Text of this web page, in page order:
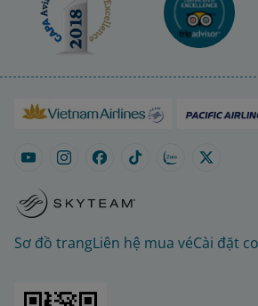
Sơ đồ trangLiên hệ mua véCài đặt